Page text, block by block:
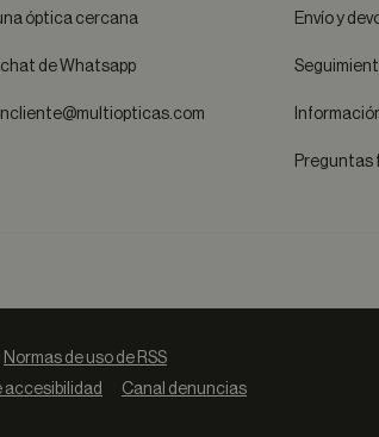
óptica cercana
de Whatsapp
Envío y
Preguntas
Normas de uso de RSS
accesibilidad Canal denuncias